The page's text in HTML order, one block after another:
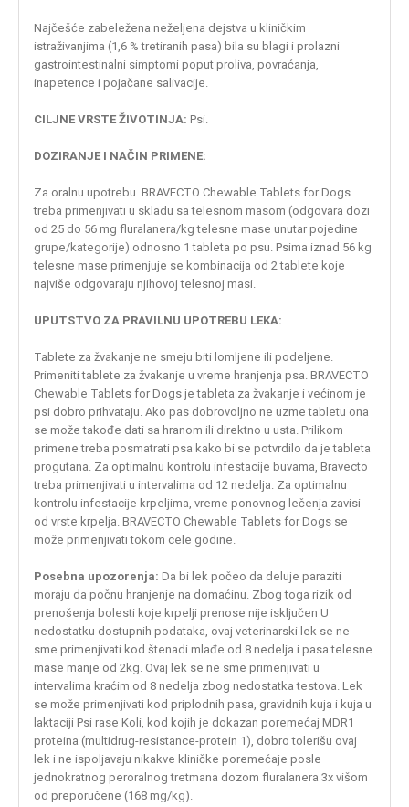
Najčešće zabeležena neželjena dejstva u kliničkim
istraživanjima (1,6 % tretiranih pasa) bila su blagi i prolazni
gastrointestinalni simptomi poput proliva, povraćanja,
inapetence i pojačane salivacije.
CILJNE VRSTE ŽIVOTINJA: Psi.
DOZIRANJE I NAČIN PRIMENE:
Za oralnu upotrebu. BRAVECTO Chewable Tablets for Dogs
treba primenjivati u skladu sa telesnom masom (odgovara dozi
od 25 do 56 mg fluralanera/kg telesne mase unutar pojedine
grupe/kategorije) odnosno 1 tableta po psu. Psima iznad 56 kg
telesne mase primenjuje se kombinacija od 2 tablete koje
najviše odgovaraju njihovoj telesnoj masi.
UPUTSTVO ZA PRAVILNU UPOTREBU LEKA:
Tablete za žvakanje ne smeju biti lomljene ili podeljene.
Primeniti tablete za žvakanje u vreme hranjenja psa. BRAVECTO
Chewable Tablets for Dogs je tableta za žvakanje i većinom je
psi dobro prihvataju. Ako pas dobrovoljno ne uzme tabletu ona
se može takođe dati sa hranom ili direktno u usta. Prilikom
primene treba posmatrati psa kako bi se potvrdilo da je tableta
progutana. Za optimalnu kontrolu infestacije buvama, Bravecto
treba primenjivati u intervalima od 12 nedelja. Za optimalnu
kontrolu infestacije krpeljima, vreme ponovnog lečenja zavisi
od vrste krpelja. BRAVECTO Chewable Tablets for Dogs se
može primenjivati tokom cele godine.
Posebna upozorenja: Da bi lek počeo da deluje paraziti
moraju da počnu hranjenje na domaćinu. Zbog toga rizik od
prenošenja bolesti koje krpelji prenose nije isključen U
nedostatku dostupnih podataka, ovaj veterinarski lek se ne
sme primenjivati kod štenadi mlađe od 8 nedelja i pasa telesne
mase manje od 2kg. Ovaj lek se ne sme primenjivati u
intervalima kraćim od 8 nedelja zbog nedostatka testova. Lek
se može primenjivati kod priplodnih pasa, gravidnih kuja i kuja u
laktaciji Psi rase Koli, kod kojih je dokazan poremećaj MDR1
proteina (multidrug-resistance-protein 1), dobro tolerišu ovaj
lek i ne ispoljavaju nikakve kliničke poremećaje posle
jednokratnog peroralnog tretmana dozom fluralanera 3x višom
od preporučene (168 mg/kg).